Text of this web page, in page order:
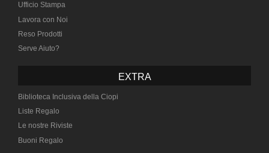
Ufficio Stampa
Lavora con Noi
Reso Prodotti
Serve Aiuto?
EXTRA
Biblioteca Inclusiva della Ciopi
Liste Regalo
Le nostre Riviste
Buoni Regalo